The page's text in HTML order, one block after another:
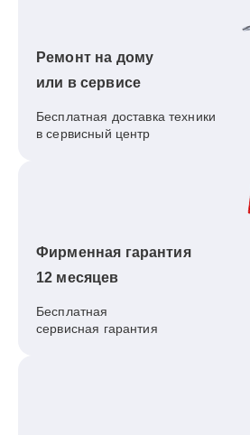
Ремонт на дому
или в сервисе
Бесплатная доставка техники
в сервисный центр
Фирменная гарантия
12 месяцев
Бесплатная
сервисная гарантия